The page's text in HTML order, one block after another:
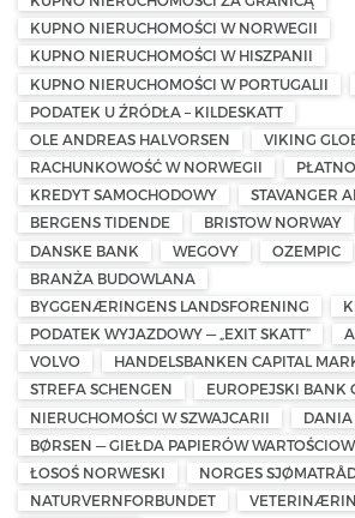
KUPNO NIERUCHOMOŚCI W NORWEGII
KUPNO NIERUCHOMOŚCI W HISZPANII
KUPNO NIERUCHOMOŚCI W PORTUGALII
PODATEK U ŹRÓDŁA – KILDESKATT
OLE ANDREAS HALVORSEN
VIKING
RACHUNKOWOŚĆ W NORWEGII
KREDYT SAMOCHODOWY
STAVANGER
BERGENS TIDENDE
BRISTOW NORWAY
DANSKE BANK
WEGOVY
OZEMPIC
BRANŻA BUDOWLANA
BYGGENÆRINGENS LANDSFORENING
PODATEK WYJAZDOWY — „EXIT SKATT”
VOLVO
HANDELSBANKEN CAPITAL
STREFA SCHENGEN
EUROPEJSKI BANK
NIERUCHOMOŚCI W SZWAJCARII
DANIA
BØRSEN — GIEŁDA PAPIERÓW
ŁOSOŚ NORWESKI
NORGES
NATURVERNFORBUNDET